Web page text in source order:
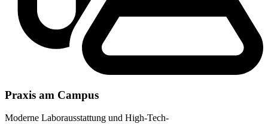
Praxis am Campus
Moderne Laborausstattung und High-Tech-